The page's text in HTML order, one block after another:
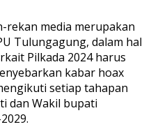
rekan media merupakan
Tulungagung, dalam hal
Pilkada 2024 harus
kabar hoax
setiap tahapan
dan Wakil bupati